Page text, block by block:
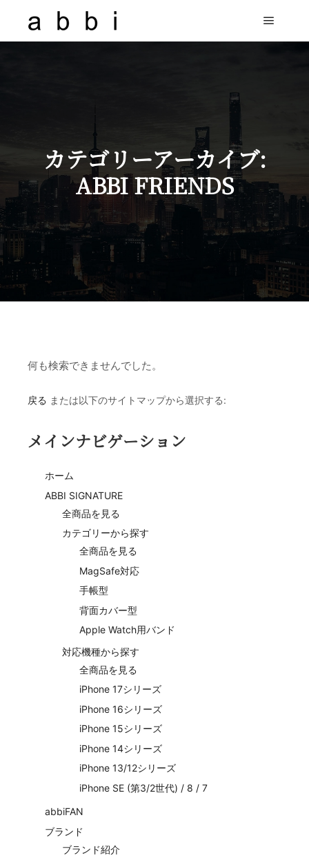
カテゴリーアーカイブ:
ABBI FRIENDS
何も検索できませんでした。
戻る または以下のサイトマップから選択する:
メインナビゲーション
ホーム
ABBI SIGNATURE
全商品を見る
カテゴリーから探す
全商品を見る
MagSafe対応
手帳型
背面カバー型
Apple Watch用バンド
対応機種から探す
全商品を見る
iPhone 17シリーズ
iPhone 16シリーズ
iPhone 15シリーズ
iPhone 14シリーズ
iPhone 13/12シリーズ
iPhone SE (第3/2世代) / 8 / 7
abbiFAN
ブランド
ブランド紹介